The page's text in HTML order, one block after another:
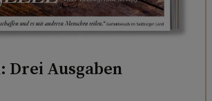
Drei Ausgaben